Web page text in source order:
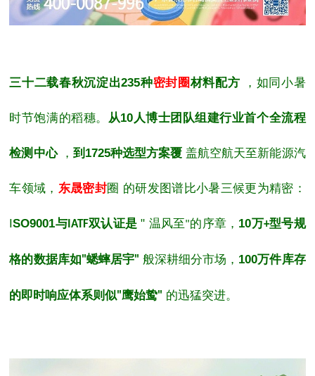
三十二载春秋沉淀出235种密封圈材料配方 ，如同小暑
时节饱满的稻穗。 从10人博士团队组建行业首个全流程
检测中心 ， 到 1725种选型方案覆 盖航空航天至新能源汽
车领域， 东晟密封圈 的研发图谱比小暑三候更为精密：
ISO9001与IATF双认证是 " 温风至"的序章， 10万+型号规
格的数据库如"蟋蟀居宇" 般深耕细分市场， 100万件库存
的即时响应体系则似"鹰始鸷" 的迅猛突进。